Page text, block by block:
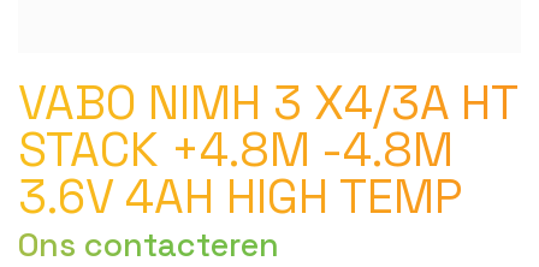
VABO NIMH 3 X4/3A HT
STACK +4.8M -4.8M
3.6V 4AH HIGH TEMP
Ons contacteren